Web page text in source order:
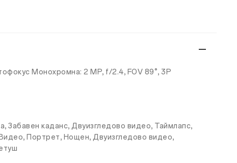
Монохромна: 2 MP, f/2.4, FOV 89°, 3P
каданс, Двуизгледово видео, Таймлапс,
Портрет, Нощен, Двуизгледово видео,